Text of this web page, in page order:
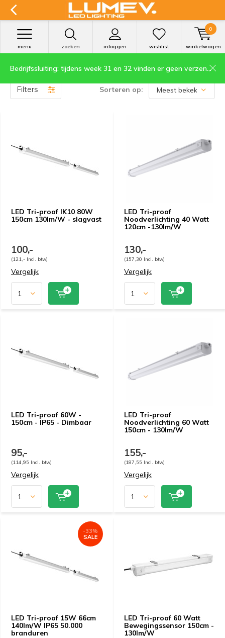
zoeken inloggen
menu wishlist winkelwagen
0
Bedrijfssluiting: tijdens week 31 en 32 vinden er geen verzendingen plaats.
LED Tri-proof Werkplaats verlichting
Filters Sorteren op:
LED Tri-proof IK10 80W
150cm 130lm/W - slagvast
100,-
(121,- Incl. btw)
Vergelijk
LED Tri-proof
Noodverlichting 40 Watt
120cm -130lm/W
130,-
(157,30 Incl. btw)
Vergelijk
LED Tri-proof 60W -
150cm - IP65 - Dimbaar
95,-
(114,95 Incl. btw)
Vergelijk
LED Tri-proof
Noodverlichting 60 Watt
150cm - 130lm/W
155,-
(187,55 Incl. btw)
Vergelijk
LED Tri-proof 15W 66cm
140lm/W IP65 50.000
branduren
-33%
SALE
LED Tri-proof 60 Watt
Bewegingssensor 150cm -
130lm/W